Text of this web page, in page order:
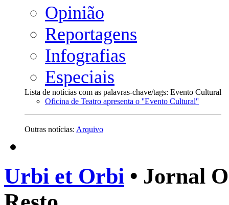
Opinião
Reportagens
Infografias
Especiais
Lista de notícias com as palavras-chave/tags: Evento Cultural
Oficina de Teatro apresenta o ''Evento Cultural''
Outras notícias: Arquivo
Urbi et Orbi • Jornal